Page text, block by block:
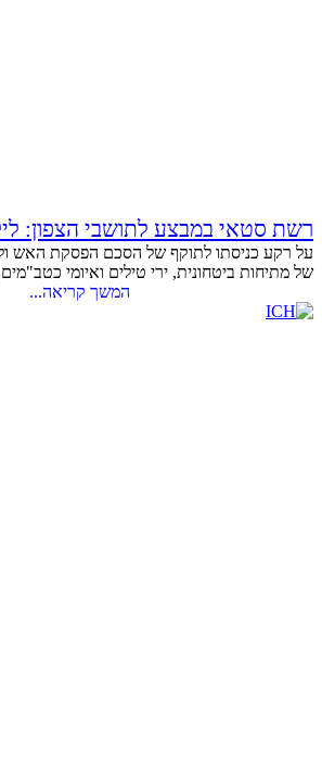
רשת סטאי במבצע לתושבי הצפון: לילה
על רקע כניסתו לתוקף של הסכם הפסקת האש
של מתיחות ביטחונית, ירי טילים ואיומי
המשך קריאה...